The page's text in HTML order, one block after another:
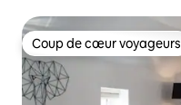
Coup de cœur voyageurs
Coup de cœur voyageurs